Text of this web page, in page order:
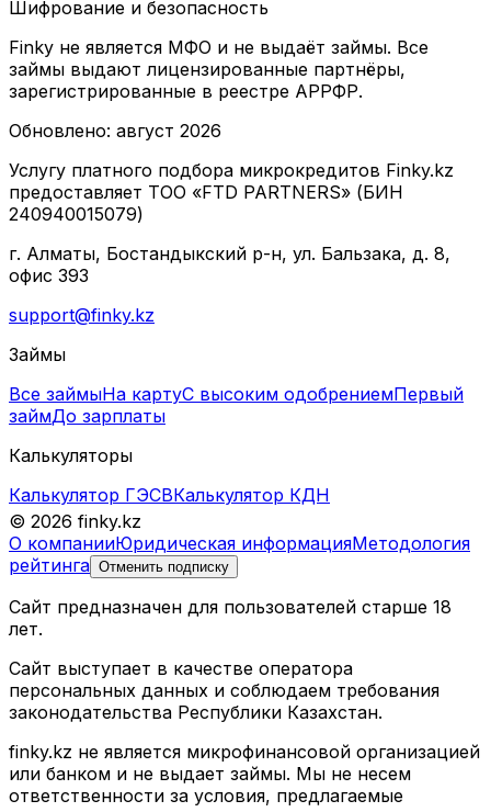
Шифрование и безопасность
Finky не является МФО и не выдаёт займы. Все
займы выдают лицензированные партнёры,
зарегистрированные в реестре АРРФР.
Обновлено: август 2026
Услугу платного подбора микрокредитов Finky.kz
предоставляет ТОО «FTD PARTNERS» (БИН
240940015079)
г. Алматы, Бостандыкский р-н, ул. Бальзака, д. 8,
офис 393
support@finky.kz
Займы
Все займыНа картуС высоким одобрениемПервый
займДо зарплаты
Калькуляторы
Калькулятор ГЭСВКалькулятор КДН
© 2026 finky.kz
О компанииЮридическая информацияМетодология
рейтинга Отменить подписку
Сайт предназначен для пользователей старше 18
лет.
Сайт выступает в качестве оператора
персональных данных и соблюдаем требования
законодательства Республики Казахстан.
finky.kz не является микрофинансовой организацией
или банком и не выдает займы. Мы не несем
ответственности за условия, предлагаемые